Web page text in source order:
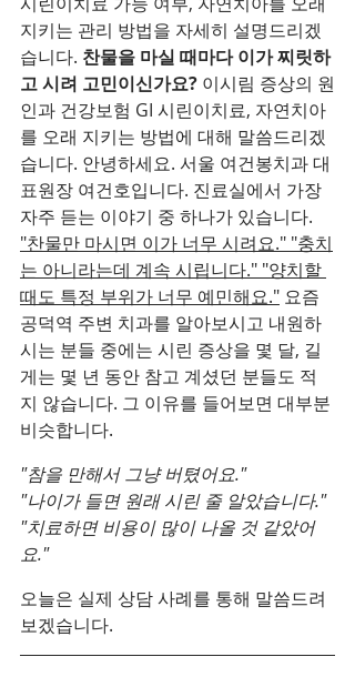
지키는 관리 방법을 자세히 설명드리겠
습니다. 찬물을 마실 때마다 이가 찌릿하
고 시려 고민이신가요? 이시림 증상의 원
인과 건강보험 GI 시린이치료, 자연치아
를 오래 지키는 방법에 대해 말씀드리겠
습니다. 안녕하세요. 서울 여건봉치과 대
표원장 여건호입니다. 진료실에서 가장
자주 듣는 이야기 중 하나가 있습니다.
"찬물만 마시면 이가 너무 시려요." "충치
는 아니라는데 계속 시립니다." "양치할
때도 특정 부위가 너무 예민해요." 요즘
공덕역 주변 치과를 알아보시고 내원하
시는 분들 중에는 시린 증상을 몇 달, 길
게는 몇 년 동안 참고 계셨던 분들도 적
지 않습니다. 그 이유를 들어보면 대부분
비슷합니다.
"참을 만해서 그냥 버텼어요."
"나이가 들면 원래 시린 줄 알았습니다."
"치료하면 비용이 많이 나올 것 같았어
요."
오늘은 실제 상담 사례를 통해 말씀드려
보겠습니다.